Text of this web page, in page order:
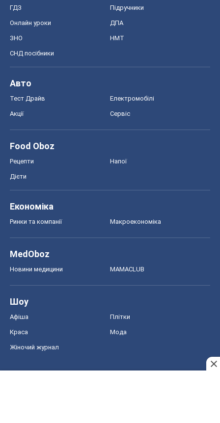
ГДЗ Підручники
Онлайн уроки ДПА
ЗНО НМТ
СНД посібники
Авто
Тест Драйв Електромобілі
Акції Сервіс
Food Oboz
Рецепти Напої
Дієти
Економіка
Ринки та компанії Макроекономіка
MedOboz
Новини медицини MAMACLUB
Шоу
Афіша Плітки
Краса Мода
Жіночий журнал